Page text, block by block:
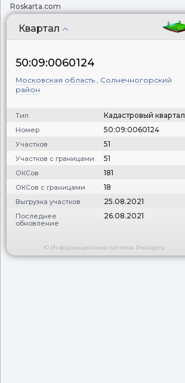
Roskarta.com
Квартал
50:09:0060124
Московская область
Солнечногорский
район
Тип Кадастровый квартал
Номер 50:09:0060124
Участков 51
Участков с границами 51
ОКСов 181
ОКСов с границами 18
Выгрузка участков 25.08.2021
Последнее
обновление
26.08.2021
© Информационная система Роскарта